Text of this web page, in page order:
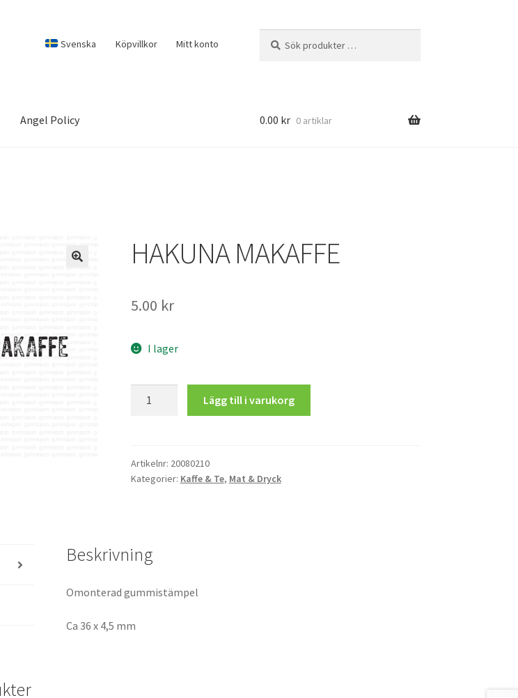
Svenska Köpvillkor Mitt konto
efter:
Angel Policy 0.00 kr 0 artiklar
HAKUNA MAKAFFE
5.00 kr
I lager
Lägg till i varukorg
Artikelnr: 20080210
Kategorier: Kaffe & Te, Mat & Dryck
Beskrivning
Omonterad gummistämpel
Ca 36 x 4,5 mm